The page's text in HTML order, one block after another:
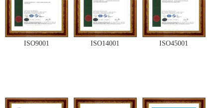
ISO9001 ISO14001 ISO45001